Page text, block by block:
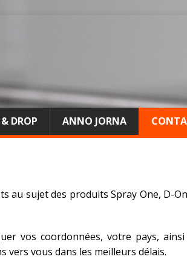
DROP ANNO JORNA
au sujet des produits Spray One, D-
vos coordonnées, votre pays,
vers vous dans les meilleurs délais.